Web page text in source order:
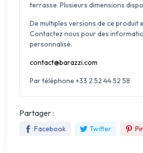
terrasse. Plusieurs dimensions
De multiples versions de ce produit
Contactez nous pour des
personnalisé.
contact@barazzi.com
Par téléphone +33 2 52 44 52 58
Partager :
Facebook Twitter